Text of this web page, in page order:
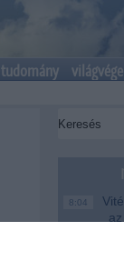
tudomány világvége
8:04